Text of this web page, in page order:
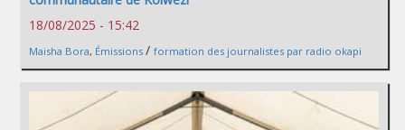
18/08/2025 - 15:42
Maisha Bora, Émissions / formation des journalistes par radio okapi